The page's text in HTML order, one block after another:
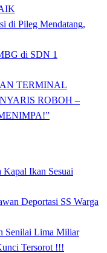
di Pileg Mendatang,
di SDN 1
TERMINAL
ROBOH –
Ikan Sesuai
Deportasi SS Warga
Senilai Lima Miliar
Tersorot !!!